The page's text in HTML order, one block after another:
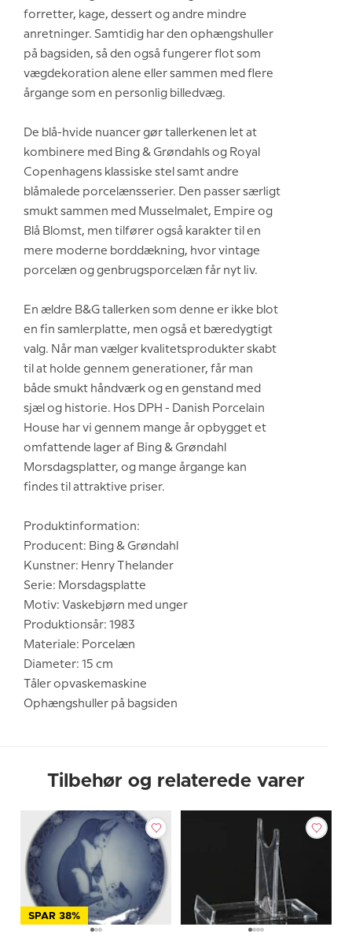
forretter, kage, dessert og andre mindre
anretninger. Samtidig har den ophængshuller
på bagsiden, så den også fungerer flot som
vægdekoration alene eller sammen med flere
årgange som en personlig billedvæg.
De blå-hvide nuancer gør tallerkenen let at
kombinere med Bing & Grøndahls og Royal
Copenhagens klassiske stel samt andre
blåmalede porcelænsserier. Den passer særligt
smukt sammen med Musselmalet, Empire og
Blå Blomst, men tilfører også karakter til en
mere moderne borddækning, hvor vintage
porcelæn og genbrugsporcelæn får nyt liv.
En ældre B&G tallerken som denne er ikke blot
en fin samlerplatte, men også et bæredygtigt
valg. Når man vælger kvalitetsprodukter skabt
til at holde gennem generationer, får man
både smukt håndværk og en genstand med
sjæl og historie. Hos DPH - Danish Porcelain
House har vi gennem mange år opbygget et
omfattende lager af Bing & Grøndahl
Morsdagsplatter, og mange årgange kan
findes til attraktive priser.
Produktinformation:
Producent: Bing & Grøndahl
Kunstner: Henry Thelander
Serie: Morsdagsplatte
Motiv: Vaskebjørn med unger
Produktionsår: 1983
Materiale: Porcelæn
Diameter: 15 cm
Tåler opvaskemaskine
Ophængshuller på bagsiden
Tilbehør og relaterede varer
SPAR 38%